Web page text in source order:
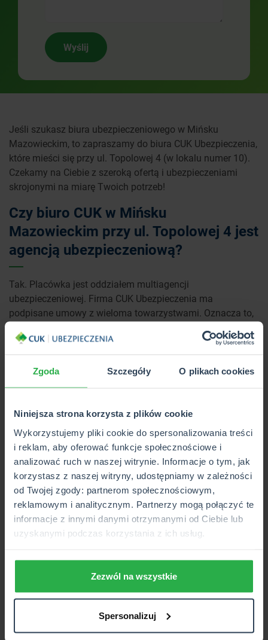
Zgoda Szczegóły O plikach cookies
Niniejsza strona korzysta z plików cookie
Wykorzystujemy pliki cookie do spersonalizowania treści
i reklam, aby oferować funkcje społecznościowe i
analizować ruch w naszej witrynie. Informacje o tym, jak
korzystasz z naszej witryny, udostępniamy w zależności
od Twojej zgody: partnerom społecznościowym,
reklamowym i analitycznym. Partnerzy mogą połączyć te
informacje z innymi danymi otrzymanymi od Ciebie lub
uzyskanymi podczas korzystania z ich usług.
Zezwól na wszystkie
Spersonalizuj
Wyślij
Jeśli szukasz biura ubezpieczeniowego w Mińsku
Mazowieckim, to zapraszamy do biura CUK Ubezpieczenia,
które mieści się przy ul. Topolowej 4 (w lokalu numer 10).
Czekamy na Ciebie z szeroką ofertą i ubezpieczeniami
skrojonymi na miarę Twoich potrzeb!
Czy biuro CUK w Mińsku
Mazowieckim przy ul. Topolowej 4 jest
agencją ubezpieczeniową?
Tak. Placówka jest oddziałem multiagencji
ubezpieczeniowej. Firma CUK Ubezpieczenia ma
podpisane umowy z wieloma towarzystwami. Oznacza to,
że w portfolio mamy wiele ofert. To duża zaleta, ponieważ
przychodząc do nas, możesz poznać kilka opcji dla siebie i
bardzo rozbudowane portfolio, zawierające wiele kategorii
polis: od ubezpieczeń samochodowych po ubezpieczenia
Co pomaga w pracy agentom w biurze
CUK Ubezpieczenia w Mińsku
Mazowieckim?
Jesteśmy oddziałem multiagencji CUK Ubezpieczenia,
która od lat działa z sukcesem na rynku nieustannie się
rozwijając i współtworząc branżę ubezpieczeniową. Dzięki
temu możemy korzystać z know-how firmy. Szkolą nas
kalkulator OC i AC. Dzięki takim
porównywarkom nasi klienci mogą przeanalizować aż 40